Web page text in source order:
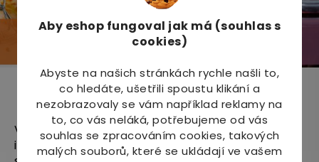
Aby eshop fungoval jak má (souhlas s
cookies)
Abyste na našich stránkách rychle našli to,
co hledáte, ušetřili spoustu klikání a
nezobrazovaly se vám například reklamy na
to, co vás neláká, potřebujeme od vás
souhlas se zpracováním cookies, takových
malých souborů, které se ukládají ve vašem
Odebírat newsletter
Vložte svůj e-mail a my vám budeme zasílat
informace o nových produktech na našem e-